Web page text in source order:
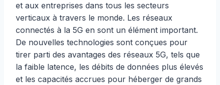
et aux entreprises dans tous les secteurs
verticaux à travers le monde. Les réseaux
connectés à la 5G en sont un élément important.
De nouvelles technologies sont conçues pour
tirer parti des avantages des réseaux 5G, tels que
la faible latence, les débits de données plus élevés
et les capacités accrues pour héberger de grands